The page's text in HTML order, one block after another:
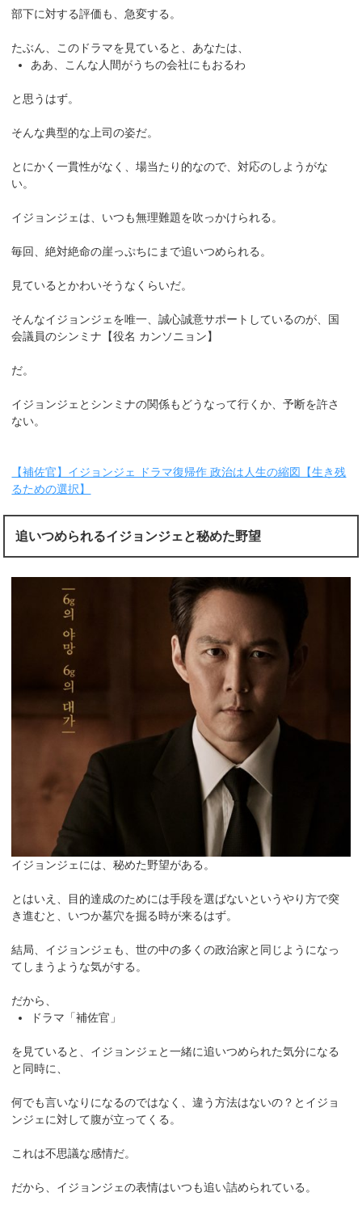
部下に対する評価も、急変する。
たぶん、このドラマを見ていると、あなたは、
ああ、こんな人間がうちの会社にもおるわ
と思うはず。
そんな典型的な上司の姿だ。
とにかく一貫性がなく、場当たり的なので、対応のしようがな
い。
イジョンジェは、いつも無理難題を吹っかけられる。
毎回、絶対絶命の崖っぷちにまで追いつめられる。
見ているとかわいそうなくらいだ。
そんなイジョンジェを唯一、誠心誠意サポートしているのが、国
会議員のシンミナ【役名 カンソニョン】
だ。
イジョンジェとシンミナの関係もどうなって行くか、予断を許さ
ない。
【補佐官】イジョンジェ ドラマ復帰作 政治は人生の縮図【生き残
るための選択】
追いつめられるイジョンジェと秘めた野望
イジョンジェには、秘めた野望がある。
とはいえ、目的達成のためには手段を選ばないというやり方で突
き進むと、いつか墓穴を掘る時が来るはず。
結局、イジョンジェも、世の中の多くの政治家と同じようになっ
てしまうような気がする。
だから、
ドラマ「補佐官」
を見ていると、イジョンジェと一緒に追いつめられた気分になる
と同時に、
何でも言いなりになるのではなく、違う方法はないの？とイジョ
ンジェに対して腹が立ってくる。
これは不思議な感情だ。
だから、イジョンジェの表情はいつも追い詰められている。